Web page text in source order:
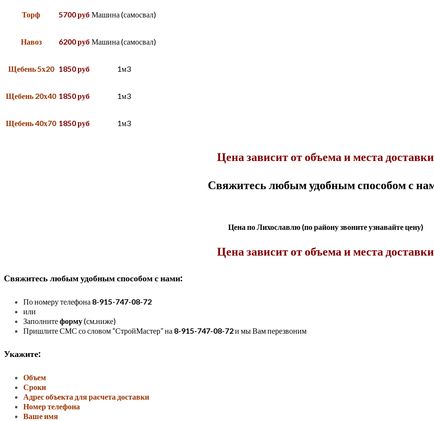
Торф 5700 руб Машина (самосвал)
Навоз 6200 руб Машина (самосвал)
Щебень 5х20 1850 руб 1м3
Щебень 20х40 1850 руб 1м3
Щебень 40х70 1850 руб 1м3
Цена зависит от объема и места доставки
Свяжитесь любым удобным способом с
Цена по Лихославлю (по району звоните узнавайте цену)
Цена зависит от объема и места доставки
Свяжитесь любым удобным способом с нами:
По номеру телефона 8-915-747-08-72
или
Заполнитеформу(см.ниже)
Пришлите СМС со словом “СтройМастер” на 8-915-747-08-72и мы Вам перезвоним
Укажите:
Объем
Сроки
Адрес объекта для расчета доставки
Номер телефона
Ваше имя